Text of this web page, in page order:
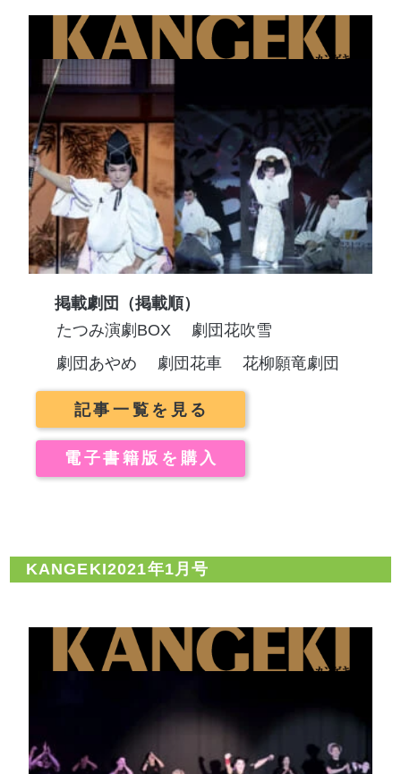
掲載劇団（掲載順）
たつみ演劇BOX
劇団花吹雪
劇団あやめ
劇団花車 花柳願竜劇団
記事一覧を見る
電子書籍版を購入
KANGEKI2021年1月号